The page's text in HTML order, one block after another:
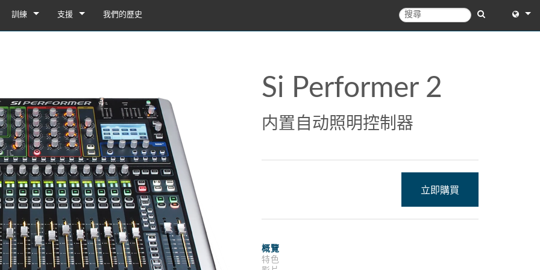
接口箱
接口箱 32i/16i
接口箱 32R/16R
接口箱
接口箱 32i/16i
接口箱 32R/16R
訓練 支援
韌體
下載
保固
產品註冊
服務
示範與離線編輯器UI Demo (Phone)
UI Demo (Tablet)
我們的歷史
Si Performer 2
内置自动照明控制器
立即購買
概覽
特色